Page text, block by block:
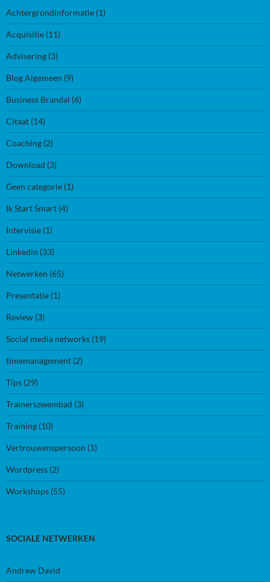
Achtergrondinformatie (1)
Acquisitie (11)
Advisering (3)
Blog Algemeen (9)
Business Brandal (6)
Citaat (14)
Coaching (2)
Download (3)
Geen categorie (1)
Ik Start Smart (4)
Intervisie (1)
Linkedin (33)
Netwerken (65)
Presentatie (1)
Review (3)
Social media networks (19)
timemanagement (2)
Tips (29)
Trainerszwembad (3)
Training (10)
Vertrouwenspersoon (1)
Wordpress (2)
Workshops (55)
SOCIALE NETWERKEN
Andrew David